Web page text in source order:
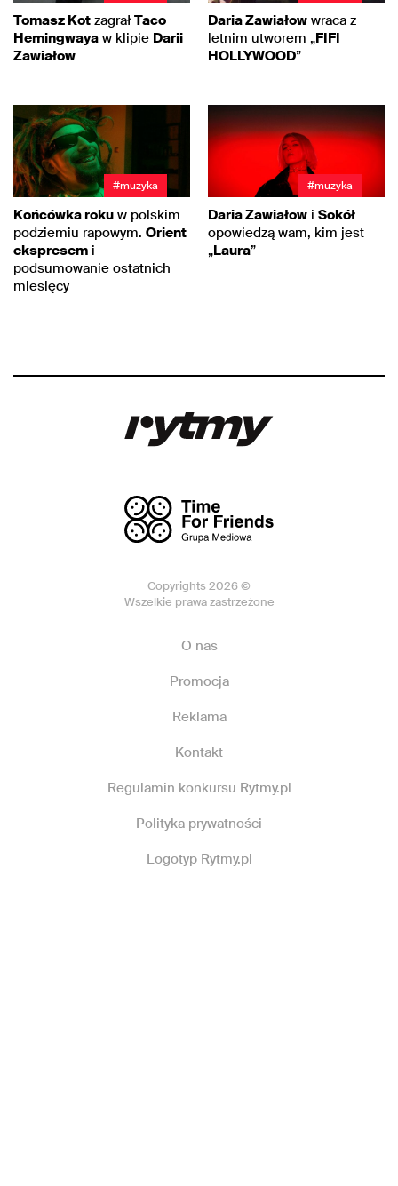
Tomasz Kot zagrał Taco
Hemingwaya w klipie Darii
Zawiałow
Daria Zawiałow wraca z
letnim utworem „FIFI
HOLLYWOOD”
#muzyka
Końcówka roku w polskim
podziemiu rapowym. Orient
ekspresem i
podsumowanie ostatnich
miesięcy
#muzyka
Daria Zawiałow i Sokół
opowiedzą wam, kim jest
„Laura”
Copyrights 2026 ©
Wszelkie prawa zastrzeżone
O nas
Promocja
Reklama
Kontakt
Regulamin konkursu Rytmy.pl
Polityka prywatności
Logotyp Rytmy.pl